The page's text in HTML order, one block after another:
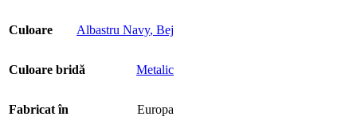
Culoare Albastru Navy, Bej
Culoare bridă Metalic
Fabricat în Europa